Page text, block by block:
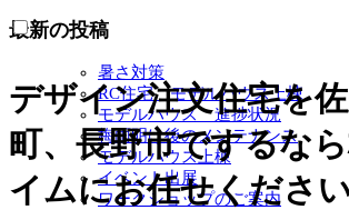
デザイン注文住宅を
町、長野市でするな
イムにお任せくださ
最新の投稿
暑さ対策
RC住宅 モデルハウス上棟
モデルハウス 進捗状況
梅雨明け後のメンテナンス
モデルハウス上棟
イベント出展
ワークショップのご案内